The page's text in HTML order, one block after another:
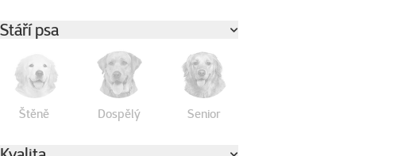
Stáří psa
Štěně Dospělý Senior